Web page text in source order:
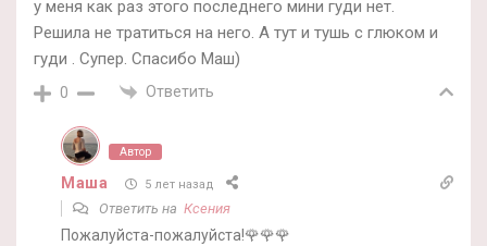
у меня как раз этого последнего мини гуди нет.
Решила не тратиться на него. А тут и тушь с глюком и
гуди . Супер. Спасибо Маш)
0 Ответить
Автор
Маша 5 лет назад
Ответить на Ксения
Пожалуйста-пожалуйста!🌹🌹🌹